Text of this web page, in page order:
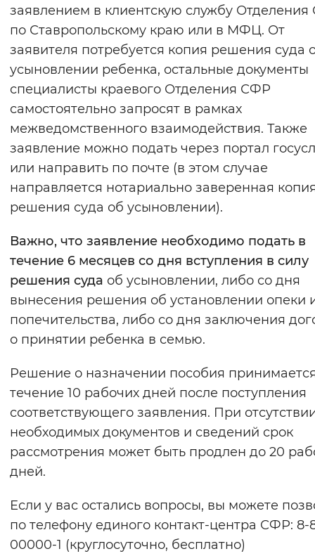
заявлением в клиентскую службу
по Ставропольскому краю или в МФЦ. От
заявителя потребуется копия решения суда
усыновлении ребенка, остальные документы
специалисты краевого Отделения СФР
самостоятельно запросят в рамках
межведомственного взаимодействия. Также
заявление можно подать через портал
или направить по почте (в этом случае
направляется нотариально заверенная
решения суда об усыновлении).
Важно, что заявление необходимо подать в
течение 6 месяцев со дня вступления в силу
решения суда об усыновлении, либо со дня
вынесения решения об установлении опеки
попечительства, либо со дня заключения
о принятии ребенка в семью.
Решение о назначении пособия
течение 10 рабочих дней после поступления
соответствующего заявления. При
необходимых документов и сведений срок
рассмотрения может быть продлен до 20
дней.
Если у вас остались вопросы, вы можете
по телефону единого контакт-центра СФР: 8-
00000-1 (круглосуточно, бесплатно)